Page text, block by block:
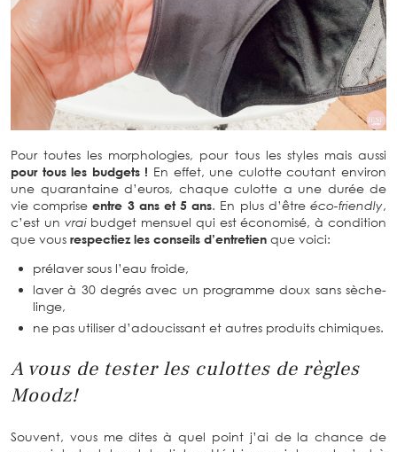
Pour toutes les morphologies, pour tous les styles mais aussi
pour tous les budgets ! En effet, une culotte coutant environ
une quarantaine d’euros, chaque culotte a une durée de
vie compriseentre 3 ans et 5 ans. En plus d’êtreéco-friendly,
c’est un vraibudget mensuel qui est économisé, à condition
que vous respectiez les conseils d’entretien que voici:
prélaver sous l’eau froide,
laver à 30 degrés avec un programme doux sans sèche-
linge,
ne pas utiliser d’adoucissant et autres produits chimiques.
A vous de tester les culottes de règles
Moodz!
Souvent, vous me dites à quel point j’ai de la chance de